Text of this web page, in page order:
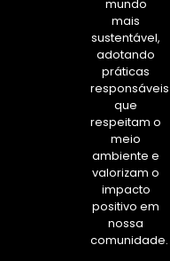
mundo
mais
sustentável,
adotando
práticas
responsáveis
que
respeitam o
meio
ambiente e
valorizam o
impacto
positivo em
nossa
comunidade.